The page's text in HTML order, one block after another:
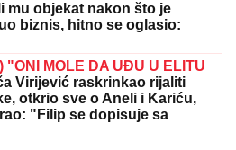
560.000 EVRA KAO JEMSTVO
da se brani sa slobode:
uradio za mene", ovo su svi